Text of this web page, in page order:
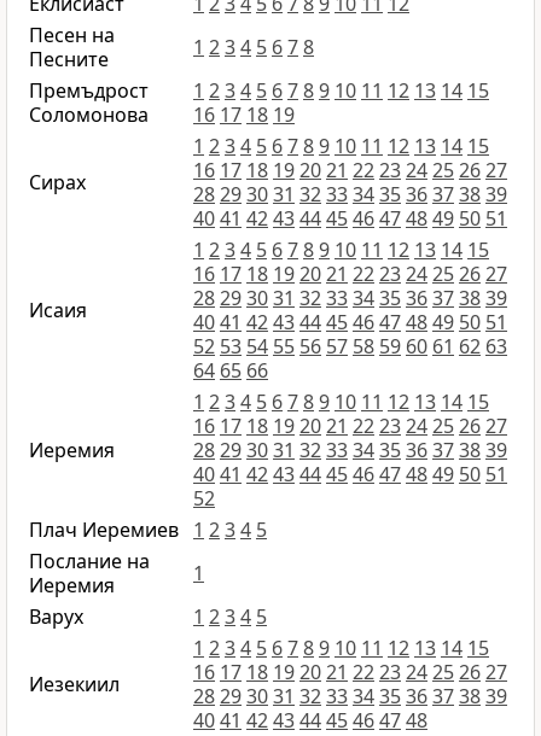
Песен на
Песните
1 234 5 678
Премъдрост
Соломонова
1 234 5 6789 10 11 12 13 14 15
16 17 18 19
Сирах
1 234 5 6789 10 11 12 13 14 15
16 17 18 192021 222324252627
28293031 3233343536373839
4041 4243444546474849 50 51
Исаия
1 234 5 6789 10 11 12 13 14 15
16 17 18 192021 222324252627
28293031 3233343536373839
4041 4243444546474849 50 51
52 53 54 55 56 57 58 59 60 61 62 63
64 65 66
Иеремия
1 234 5 6789 10 11 12 13 14 15
16 17 18 192021 222324252627
28293031 3233343536373839
4041 4243444546474849 50 51
52
Плач Иеремиев 1 234 5
Послание на
Иеремия
1
Варух
1 234 5
Иезекиил
1 234 5 6789 10 11 12 13 14 15
16 17 18 192021 222324252627
28293031 3233343536373839
4041 42434445464748